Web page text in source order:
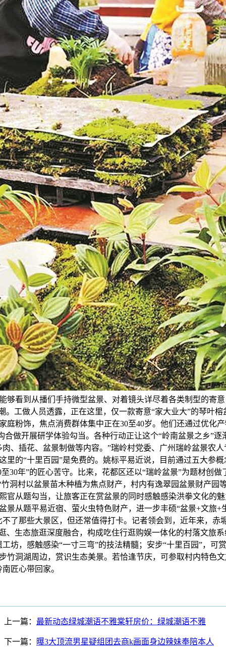
看到从播们手持微型盆景、对着镜头详尽着各类制型的寄
工做人员透露，正在这里，仅一款寄意“家大业大”的琴叶
粉饰，焦点消费群体集中正在30至40岁。他们还通过优化
做开展研学体验勾当。各种行动正让这个“岭南盆景之乡”
、插花、盆景制做等内容。”瑞岭村党委、广州瑞岭盆景农
的“十里百园”是免费的。姚标平易近说，目前通过五大参
30年”的匠心苦守。比来，花都区还以“瑞岭盆景”为题材创
洞村以盆景苗木种植为焦点财产，村内有逸翠园盆景财产
从题勾当，让旅客正在赏盆景的同时感触感染洪拳文化的
从题平易近宿、萤火虫特色财产，进一步丰硕“盆景+文旅
了那些大景区，但还常值得打卡。记者领会到，近年来，
生态旅逛深度融合，构成吃住行逛购娱一体化的村落文旅
坊，感触感染“一寸三弯”的技法精髓；安步“十里百园”，
洞湖周边，赏识生态美景。若恰逢节庆，可参取村内特色
匠心带回家。
上一篇： 最新动态绿城潮语不雅棠轩房价：绿城潮语不雅
下一篇： 曝3大顶流男星疑组团去商k画面身边辣妹奉陪本人